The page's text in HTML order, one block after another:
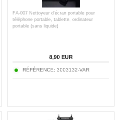
FA-007 Nettoyeur d'écran portable pour
téléphone portable, tablette, ordinateur
portable (sans liquide)
8,90EUR
RÉFÉRENCE: 3003132-VAR